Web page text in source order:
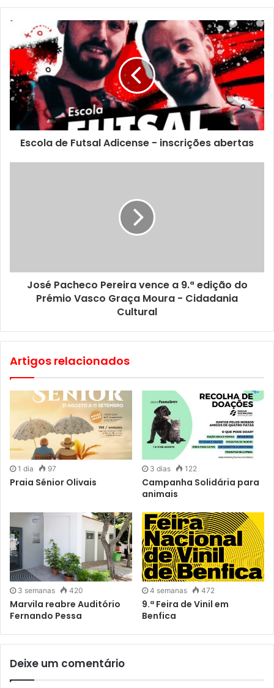
FOTOS QP
Escola de Futsal Adicense - inscrições abertas
José Pacheco Pereira vence a 9.ª edição do
Prémio Vasco Graça Moura - Cidadania
Cultural
Artigos relacionados
1 dia 97
Praia Sénior Olivais
3 dias 122
Campanha Solidária para
animais
3 semanas 420
Marvila reabre Auditório
Fernando Pessa
4 semanas 472
9.ª Feira de Vinil em
Benfica
Deixe um comentário